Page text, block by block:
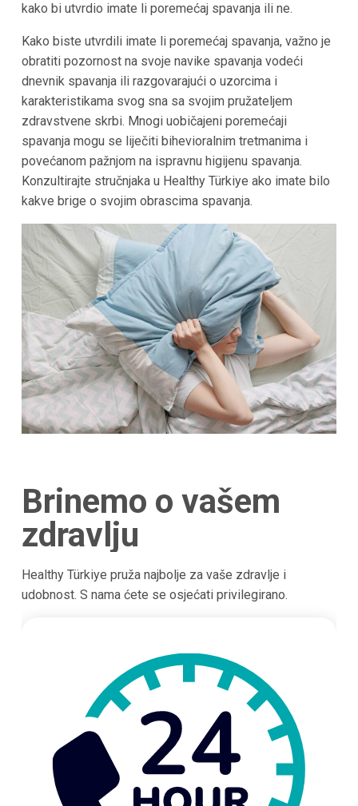
kako bi utvrdio imate li poremećaj spavanja ili ne.
Kako biste utvrdili imate li poremećaj spavanja, važno je
obratiti pozornost na svoje navike spavanja vodeći
dnevnik spavanja ili razgovarajući o uzorcima i
karakteristikama svog sna sa svojim pružateljem
zdravstvene skrbi. Mnogi uobičajeni poremećaji
spavanja mogu se liječiti bihevioralnim tretmanima i
povećanom pažnjom na ispravnu higijenu spavanja.
Konzultirajte stručnjaka u Healthy Türkiye ako imate bilo
kakve brige o svojim obrascima spavanja.
Brinemo o vašem
zdravlju
Healthy Türkiye pruža najbolje za vaše zdravlje i
udobnost. S nama ćete se osjećati privilegirano.